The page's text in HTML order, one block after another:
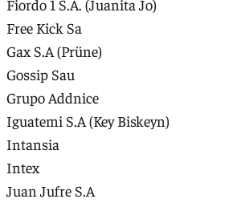
Fiordo 1 S.A. (Juanita Jo)
Free Kick Sa
Gax S.A (Prüne)
Gossip Sau
Grupo Addnice
Iguatemi S.A (Key Biskeyn)
Intansia
Intex
Juan Jufre S.A